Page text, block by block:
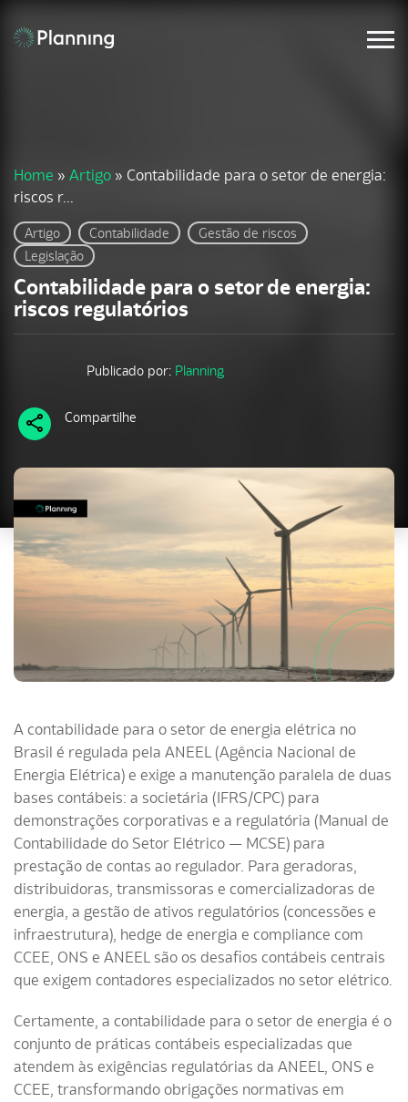
Home » Artigo » Contabilidade para o setor de energia:
riscos r...
Artigo Contabilidade
Gestão de riscos
Legislação
Contabilidade para o setor de energia:
riscos regulatórios
Publicado por: Planning
Compartilhe
A contabilidade para o setor de energia elétrica no
Brasil é regulada pela ANEEL (Agência Nacional de
Energia Elétrica) e exige a manutenção paralela de duas
bases contábeis: a societária (IFRS/CPC) para
demonstrações corporativas e a regulatória (Manual de
Contabilidade do Setor Elétrico — MCSE) para
prestação de contas ao regulador. Para geradoras,
distribuidoras, transmissoras e comercializadoras de
energia, a gestão de ativos regulatórios (concessões e
infraestrutura), hedge de energia e compliance com
CCEE, ONS e ANEEL são os desafios contábeis centrais
que exigem contadores especializados no setor elétrico.
Certamente, a contabilidade para o setor de energia é o
conjunto de práticas contábeis especializadas que
atendem às exigências regulatórias da ANEEL, ONS e
CCEE, transformando obrigações normativas em